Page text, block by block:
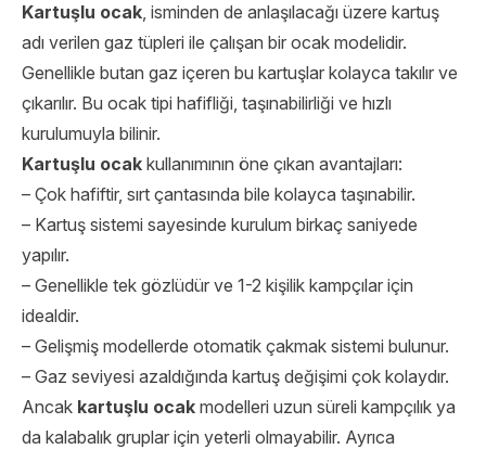
Kartuşlu ocak, isminden de anlaşılacağı üzere kartuş
adı verilen gaz tüpleri ile çalışan bir ocak modelidir.
Genellikle butan gaz içeren bu kartuşlar kolayca takılır ve
çıkarılır. Bu ocak tipi hafifliği, taşınabilirliği ve hızlı
kurulumuyla bilinir.
Kartuşlu ocak kullanımının öne çıkan avantajları:
– Çok hafiftir, sırt çantasında bile kolayca taşınabilir.
– Kartuş sistemi sayesinde kurulum birkaç saniyede
yapılır.
– Genellikle tek gözlüdür ve 1-2 kişilik kampçılar için
idealdir.
– Gelişmiş modellerde otomatik çakmak sistemi bulunur.
– Gaz seviyesi azaldığında kartuş değişimi çok kolaydır.
Ancak kartuşlu ocak modelleri uzun süreli kampçılık ya
da kalabalık gruplar için yeterli olmayabilir. Ayrıca